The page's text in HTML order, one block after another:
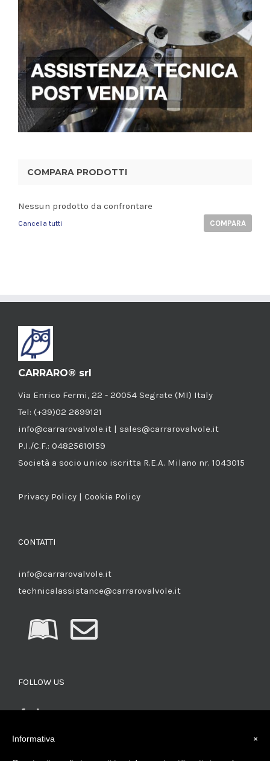
COMPARA PRODOTTI
Nessun prodotto da confrontare
Cancella tutti COMPARA
CARRARO® srl
Via Enrico Fermi, 22 - 20054 Segrate (MI) Italy
Tel: (+39)02 2699121
info@carrarovalvole.it | sales@carrarovalvole.it
P.I./C.F.: 04825610159
Società a socio unico iscritta R.E.A. Milano nr. 1043015
Privacy Policy | Cookie Policy
CONTATTI
info@carrarovalvole.it
technicalassistance@carrarovalvole.it
FOLLOW US
×
Informativa